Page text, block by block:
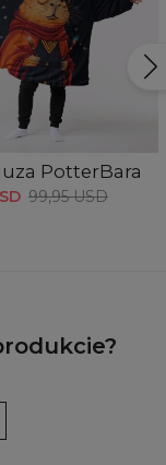
PotterBara
99,95 USD